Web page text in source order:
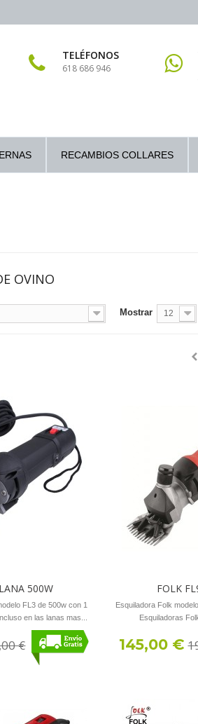
TELÉFONOS
618 686 946
RECAMBIOS COLLARES
OVINO
Mostrar 12
500W
FL3 de 500w con 1
en las lanas mas...
€
FOLK
Esquiladora Folk
Esquiladoras
145,00 €